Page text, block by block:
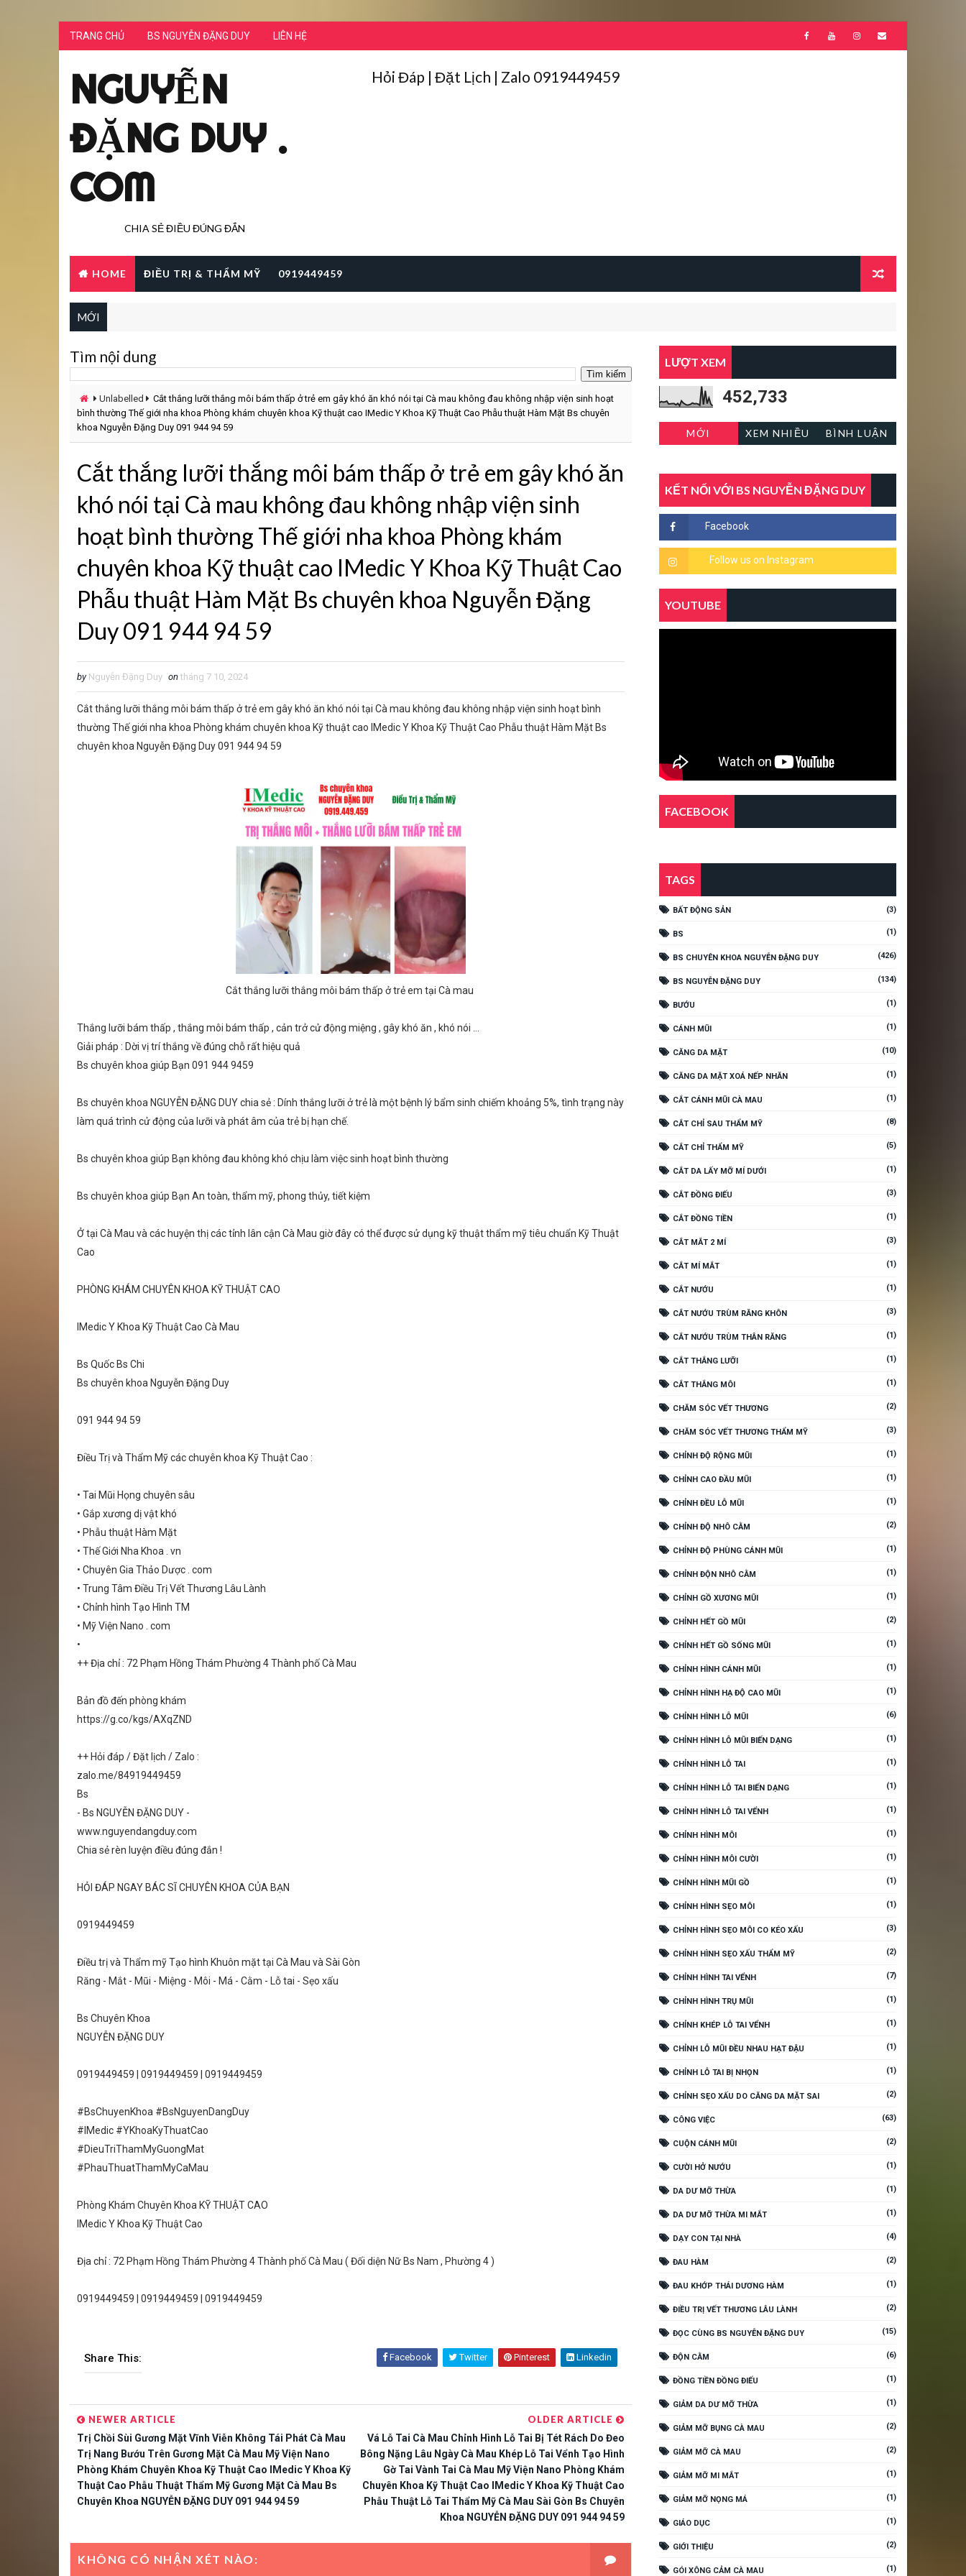
TRANG CHỦ BS NGUYỄN ĐẶNG DUY LIÊN HỆ
NGUYỄN
ĐẶNG DUY .
COM
CHIA SẺ ĐIỀU ĐÚNG ĐẮN
Hỏi Đáp | Đặt Lịch | Zalo 0919449459
HOME ĐIỀU TRỊ & THẨM MỸ 0919449459
MỚI
Tìm nội dung
Unlabelled
Cắt thắng lưỡi thắng môi bám thấp ở trẻ em gây khó ăn khó nói tại Cà mau không đau không nhập viện sinh hoạt
bình thường Thế giới nha khoa Phòng khám chuyên khoa Kỹ thuật cao IMedic Y Khoa Kỹ Thuật Cao Phẫu thuật Hàm Mặt Bs chuyên
khoa Nguyễn Đặng Duy 091 944 94 59
Cắt thắng lưỡi thắng môi bám thấp ở trẻ em gây khó ăn
khó nói tại Cà mau không đau không nhập viện sinh
hoạt bình thường Thế giới nha khoa Phòng khám
chuyên khoa Kỹ thuật cao IMedic Y Khoa Kỹ Thuật Cao
Phẫu thuật Hàm Mặt Bs chuyên khoa Nguyễn Đặng
Duy 091 944 94 59
by Nguyễn Đặng Duy on tháng 7 10, 2024
Cắt thắng lưỡi thắng môi bám thấp ở trẻ em gây khó ăn khó nói tại Cà mau không đau không nhập viện sinh hoạt bình
thường Thế giới nha khoa Phòng khám chuyên khoa Kỹ thuật cao IMedic Y Khoa Kỹ Thuật Cao Phẫu thuật Hàm Mặt Bs
chuyên khoa Nguyễn Đặng Duy 091 944 94 59
Cắt thắng lưỡi thắng môi bám thấp ở trẻ em tại Cà mau
Thắng lưỡi bám thấp , thắng môi bám thấp , cản trở cử động miệng , gây khó ăn , khó nói ...
Giải pháp : Dời vị trí thắng về đúng chỗ rất hiệu quả
Bs chuyên khoa giúp Bạn 091 944 9459
Bs chuyên khoa NGUYỄN ĐẶNG DUY chia sẻ : Dính thắng lưỡi ở trẻ là một bệnh lý bẩm sinh chiếm khoảng 5%, tình trạng này
làm quá trình cử động của lưỡi và phát âm của trẻ bị hạn chế.
Bs chuyên khoa giúp Bạn không đau không khó chịu làm việc sinh hoạt bình thường
Bs chuyên khoa giúp Bạn An toàn, thẩm mỹ, phong thủy, tiết kiệm
Ở tại Cà Mau và các huyện thị các tỉnh lân cận Cà Mau giờ đây có thể được sử dụng kỹ thuật thẩm mỹ tiêu chuẩn Kỹ Thuật
Cao
PHÒNG KHÁM CHUYÊN KHOA KỸ THUẬT CAO
IMedic Y Khoa Kỹ Thuật Cao Cà Mau
Bs Quốc Bs Chi
Bs chuyên khoa Nguyễn Đặng Duy
091 944 94 59
Điều Trị và Thẩm Mỹ các chuyên khoa Kỹ Thuật Cao :
• Tai Mũi Họng chuyên sâu
• Gắp xương dị vật khó
• Phẫu thuật Hàm Mặt
• Thế Giới Nha Khoa . vn
• Chuyên Gia Thảo Dược . com
• Trung Tâm Điều Trị Vết Thương Lâu Lành
• Chỉnh hình Tạo Hình TM
• Mỹ Viện Nano . com
•
++ Địa chỉ : 72 Phạm Hồng Thám Phường 4 Thành phố Cà Mau
Bản đồ đến phòng khám
https://g.co/kgs/AXqZND
++ Hỏi đáp / Đặt lịch / Zalo :
zalo.me/84919449459
Bs
- Bs NGUYỄN ĐẶNG DUY -
www.nguyendangduy.com
Chia sẻ rèn luyện điều đúng đắn !
HỎI ĐÁP NGAY BÁC SĨ CHUYÊN KHOA CỦA BẠN
0919449459
Điều trị và Thẩm mỹ Tạo hình Khuôn mặt tại Cà Mau và Sài Gòn
Răng - Mắt - Mũi - Miệng - Môi - Má - Cằm - Lỗ tai - Sẹo xấu
Bs Chuyên Khoa
NGUYỄN ĐẶNG DUY
0919449459 | 0919449459 | 0919449459
#BsChuyenKhoa #BsNguyenDangDuy
#IMedic #YKhoaKyThuatCao
#DieuTriThamMyGuongMat
#PhauThuatThamMyCaMau
Phòng Khám Chuyên Khoa KỸ THUẬT CAO
IMedic Y Khoa Kỹ Thuật Cao
Địa chỉ : 72 Phạm Hồng Thám Phường 4 Thành phố Cà Mau ( Đối diện Nữ Bs Nam , Phường 4 )
0919449459 | 0919449459 | 0919449459
Share This: Facebook Twitter Pinterest Linkedin
NEWER ARTICLE
Trị Chồi Sùi Gương Mặt Vĩnh Viễn Không Tái Phát Cà Mau
Trị Nang Bướu Trên Gương Mặt Cà Mau Mỹ Viện Nano
Phòng Khám Chuyên Khoa Kỹ Thuật Cao IMedic Y Khoa Kỹ
Thuật Cao Phẫu Thuật Thẩm Mỹ Gương Mặt Cà Mau Bs
Chuyên Khoa NGUYỄN ĐẶNG DUY 091 944 94 59
OLDER ARTICLE
Vá Lỗ Tai Cà Mau Chỉnh Hình Lỗ Tai Bị Tét Rách Do Đeo
Bông Nặng Lâu Ngày Cà Mau Khép Lỗ Tai Vểnh Tạo Hình
Gờ Tai Vành Tai Cà Mau Mỹ Viện Nano Phòng Khám
Chuyên Khoa Kỹ Thuật Cao IMedic Y Khoa Kỹ Thuật Cao
Phẫu Thuật Lỗ Tai Thẩm Mỹ Cà Mau Sài Gòn Bs Chuyên
Khoa NGUYỄN ĐẶNG DUY 091 944 94 59
KHÔNG CÓ NHẬN XÉT NÀO:
LƯỢT XEM
452,733
MỚI XEM NHIỀU BÌNH LUẬN
KẾT NỐI VỚI BS NGUYỄN ĐẶNG DUY
YOUTUBE
FACEBOOK
TAGS
BẤT ĐỘNG SẢN (3)
BS (1)
BS CHUYÊN KHOA NGUYỄN ĐẶNG DUY (426)
BS NGUYỄN ĐẶNG DUY (134)
BƯỚU (1)
CÁNH MŨI (1)
CĂNG DA MẶT (10)
CĂNG DA MẶT XOÁ NẾP NHĂN (1)
CẮT CÁNH MŨI CÀ MAU (1)
CẮT CHỈ SAU THẨM MỸ (8)
CẮT CHỈ THẨM MỸ (5)
CẮT DA LẤY MỠ MÍ DƯỚI (1)
CẮT ĐỒNG ĐIẾU (3)
CẮT ĐỒNG TIỀN (1)
CẮT MẮT 2 MÍ (3)
CẮT MÍ MẮT (1)
CẮT NƯỚU (1)
CẮT NƯỚU TRÙM RĂNG KHÔN (3)
CẮT NƯỚU TRÙM THÂN RĂNG (1)
CẮT THẮNG LƯỠI (1)
CẮT THẮNG MÔI (1)
CHĂM SÓC VẾT THƯƠNG (2)
CHĂM SÓC VẾT THƯƠNG THẨM MỸ (3)
CHỈNH ĐỘ RỘNG MŨI (1)
CHỈNH CAO ĐẦU MŨI (1)
CHỈNH ĐỀU LỖ MŨI (1)
CHỈNH ĐỘ NHÔ CẰM (2)
CHỈNH ĐỘ PHÙNG CÁNH MŨI (1)
CHỈNH ĐỘN NHÔ CẰM (1)
CHỈNH GỒ XƯƠNG MŨI (1)
CHỈNH HẾT GỒ MŨI (2)
CHỈNH HẾT GỒ SỐNG MŨI (1)
CHỈNH HÌNH CÁNH MŨI (1)
CHỈNH HÌNH HẠ ĐỘ CAO MŨI (1)
CHỈNH HÌNH LỖ MŨI (6)
CHỈNH HÌNH LỖ MŨI BIẾN DẠNG (1)
CHỈNH HÌNH LỖ TAI (1)
CHỈNH HÌNH LỖ TAI BIẾN DẠNG (1)
CHỈNH HÌNH LỖ TAI VỂNH (1)
CHỈNH HÌNH MÔI (1)
CHỈNH HÌNH MÔI CƯỜI (1)
CHỈNH HÌNH MŨI GỒ (1)
CHỈNH HÌNH SẸO MÔI (1)
CHỈNH HÌNH SẸO MÔI CO KÉO XẤU (3)
CHỈNH HÌNH SẸO XẤU THẨM MỸ (2)
CHỈNH HÌNH TAI VỂNH (7)
CHỈNH HÌNH TRỤ MŨI (1)
CHỈNH KHÉP LỖ TAI VỂNH (1)
CHỈNH LỖ MŨI ĐỀU NHAU HẠT ĐẬU (1)
CHỈNH LỖ TAI BỊ NHỌN (1)
CHỈNH SẸO XẤU DO CĂNG DA MẶT SAI (2)
CÔNG VIỆC (63)
CUỘN CÁNH MŨI (2)
CƯỜI HỞ NƯỚU (1)
DA DƯ MỠ THỪA (1)
DA DƯ MỠ THỪA MI MẮT (1)
DẠY CON TẠI NHÀ (4)
ĐAU HÀM (2)
ĐAU KHỚP THÁI DƯƠNG HÀM (1)
ĐIỀU TRỊ VẾT THƯƠNG LÂU LÀNH (2)
ĐỌC CÙNG BS NGUYỄN ĐẶNG DUY (15)
ĐỘN CẰM (6)
ĐỒNG TIỀN ĐỒNG ĐIẾU (1)
GIẢM DA DƯ MỠ THỪA (1)
GIẢM MỠ BỤNG CÀ MAU (2)
GIẢM MỠ CÀ MAU (2)
GIẢM MỠ MI MẮT (1)
GIẢM MỠ NỌNG MÁ (1)
GIÁO DỤC (1)
GIỚI THIỆU (2)
GÓI XÔNG CẢM CÀ MAU (1)